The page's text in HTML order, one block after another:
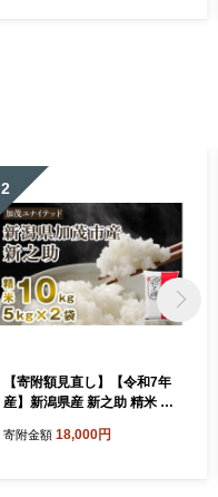
2
【寄附額見直し】【令和7年
産】新潟県産 新之助 精米 10
東京・南青山の料亭で使用さ
寄附金額 18,000円